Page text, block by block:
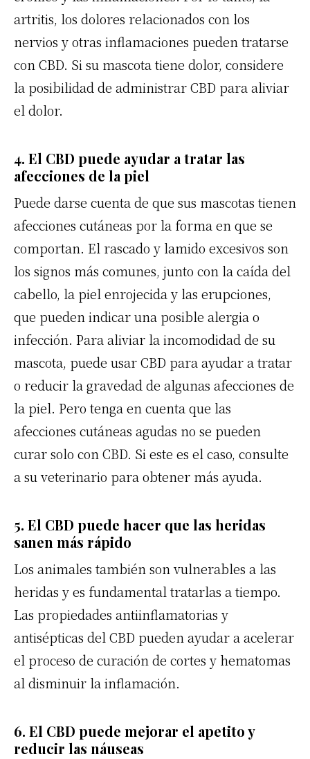
artritis, los dolores relacionados con los
nervios y otras inflamaciones pueden tratarse
con CBD. Si su mascota tiene dolor, considere
la posibilidad de administrar CBD para aliviar
el dolor.
4. El CBD puede ayudar a tratar las
afecciones de la piel
Puede darse cuenta de que sus mascotas tienen
afecciones cutáneas por la forma en que se
comportan. El rascado y lamido excesivos son
los signos más comunes, junto con la caída del
cabello, la piel enrojecida y las erupciones,
que pueden indicar una posible alergia o
infección. Para aliviar la incomodidad de su
mascota, puede usar CBD para ayudar a tratar
o reducir la gravedad de algunas afecciones de
la piel. Pero tenga en cuenta que las
afecciones cutáneas agudas no se pueden
curar solo con CBD. Si este es el caso, consulte
a su veterinario para obtener más ayuda.
5. El CBD puede hacer que las heridas
sanen más rápido
Los animales también son vulnerables a las
heridas y es fundamental tratarlas a tiempo.
Las propiedades antiinflamatorias y
antisépticas del CBD pueden ayudar a acelerar
el proceso de curación de cortes y hematomas
al disminuir la inflamación.
6. El CBD puede mejorar el apetito y
reducir las náuseas